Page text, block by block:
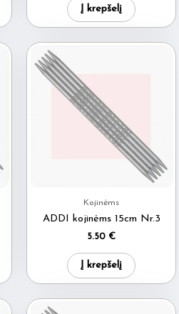
Į krepšelį
Kojinėms
ADDI kojinėms 15cm Nr.3
5.50 €
Į krepšelį